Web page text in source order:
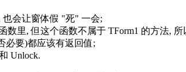
会让窗体假 "死" 一会;
数里, 但这个函数不属于 TForm1 的方法, 所
必要)都应该有返回值;
Unlock.